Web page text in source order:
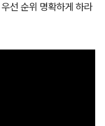
선 순위 명확하게 하라